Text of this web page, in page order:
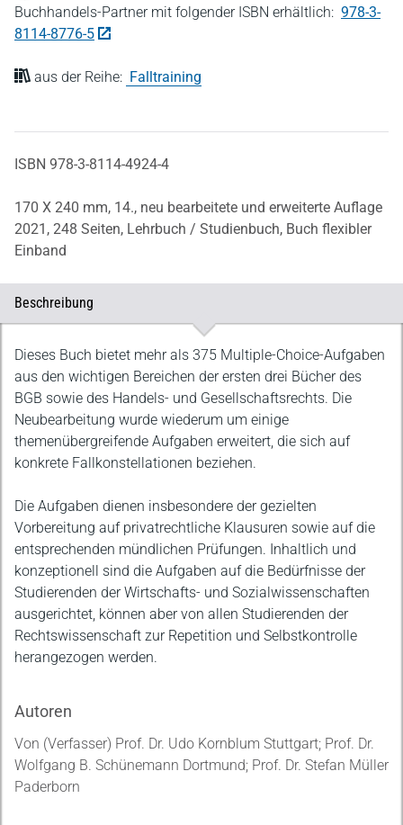
Buchhandels-Partner mit folgender ISBN erhältlich: 978-3-
8114-8776-5
aus der Reihe: Falltraining
ISBN 978-3-8114-4924-4
170 X 240 mm, 14., neu bearbeitete und erweiterte Auflage
2021, 248 Seiten, Lehrbuch / Studienbuch, Buch flexibler
Einband
Beschreibung
Beschreibung
Dieses Buch bietet mehr als 375 Multiple-Choice-Aufgaben
aus den wichtigen Bereichen der ersten drei Bücher des
BGB sowie des Handels- und Gesellschaftsrechts. Die
Neubearbeitung wurde wiederum um einige
themenübergreifende Aufgaben erweitert, die sich auf
konkrete Fallkonstellationen beziehen.
Die Aufgaben dienen insbesondere der gezielten
Vorbereitung auf privatrechtliche Klausuren sowie auf die
entsprechenden mündlichen Prüfungen. Inhaltlich und
konzeptionell sind die Aufgaben auf die Bedürfnisse der
Studierenden der Wirtschafts- und Sozialwissenschaften
ausgerichtet, können aber von allen Studierenden der
Rechtswissenschaft zur Repetition und Selbstkontrolle
herangezogen werden.
Autoren
Von (Verfasser) Prof. Dr. Udo Kornblum Stuttgart; Prof. Dr.
Wolfgang B. Schünemann Dortmund; Prof. Dr. Stefan Müller
Paderborn